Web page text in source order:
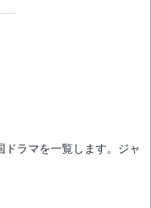
ラマを一覧します。ジャ